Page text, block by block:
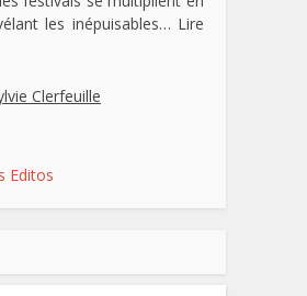
les inépuisables… Lire
Clerfeuille
Editos